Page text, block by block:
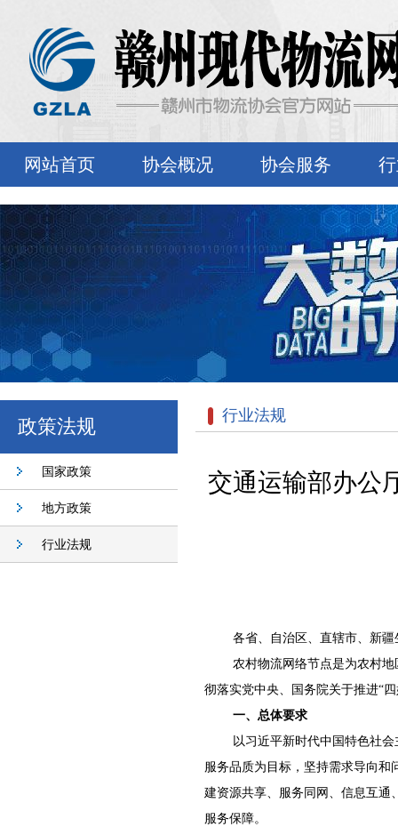
网站首页 协会概况 协会服务
政策法规
国家政策
地方政策
行业法规
行业法规
交通运输部办公
各省、自治区、直辖市、新
农村物流网络节点是为农村
彻落实党中央、国务院关于推进“
一、总体要求
以习近平新时代中国特色社
服务品质为目标，坚持需求导向
建资源共享、服务同网、信息互通
服务保障。